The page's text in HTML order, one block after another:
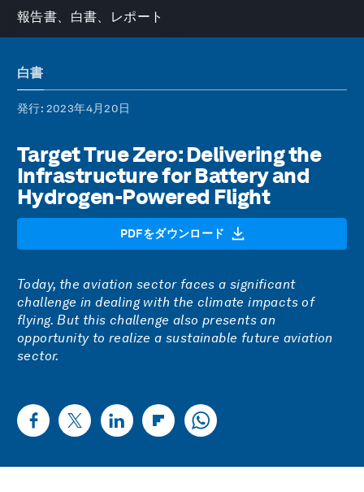
報告書、白書、レポート
白書
発行: 2023年4月20日
Target True Zero: Delivering the
Infrastructure for Battery and
Hydrogen-Powered Flight
PDFをダウンロード
Today, the aviation sector faces a significant
challenge in dealing with the climate impacts of
flying. But this challenge also presents an
opportunity to realize a sustainable future aviation
sector.